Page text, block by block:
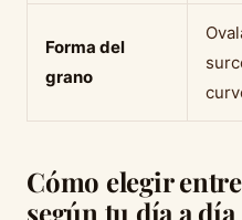
Forma del
grano
Cómo elegir
según tu día a día